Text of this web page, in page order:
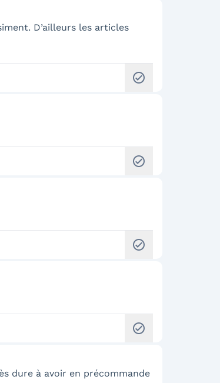
D’ailleurs les articles
check_circle
check_circle
check_circle
check_circle
dure à avoir en précommande